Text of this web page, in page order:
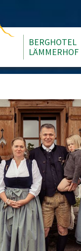
BERGHOTEL
LÄMMERHOF